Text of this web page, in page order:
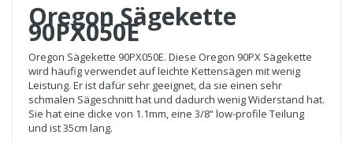
Oregon Sägekette
90PX050E
Oregon Sägekette 90PX050E. Diese Oregon 90PX Sägekette
wird häufig verwendet auf leichte Kettensägen mit wenig
Leistung. Er ist dafür sehr geeignet, da sie einen sehr
schmalen Sägeschnitt hat und dadurch wenig Widerstand hat.
Sie hat eine dicke von 1.1mm, eine 3/8“ low-profile Teilung
und ist 35cm lang.